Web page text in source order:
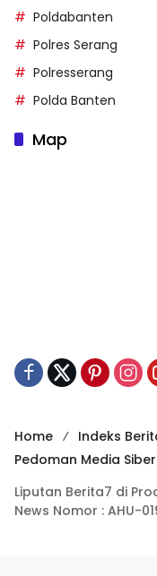
Poldabanten
Polres Serang
Polresserang
Polda Banten
Map
Home Indeks
Pedoman Media Siber
Liputan Berita7 di
News Nomor : AHU-